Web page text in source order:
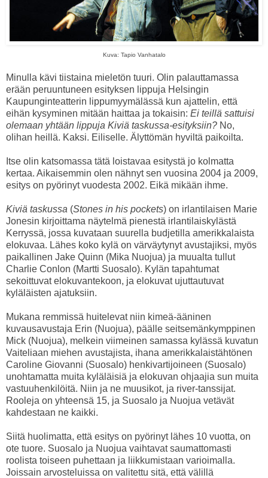
Kuva: Tapio Vanhatalo
Minulla kävi tiistaina mieletön tuuri. Olin palauttamassa
erään peruuntuneen esityksen lippuja Helsingin
Kaupunginteatterin lippumyymälässä kun ajattelin, että
eihän kysyminen mitään haittaa ja tokaisin: Ei teillä sattuisi
olemaan yhtään lippuja Kiviä taskussa-esityksiin? No,
olihan heillä. Kaksi. Eiliselle. Älyttömän hyviltä paikoilta.
Itse olin katsomassa tätä loistavaa esitystä jo kolmatta
kertaa. Aikaisemmin olen nähnyt sen vuosina 2004 ja 2009,
esitys on pyörinyt vuodesta 2002. Eikä mikään ihme.
Kiviä taskussa (Stones in his pockets) on irlantilaisen Marie
Jonesin kirjoittama näytelmä pienestä irlantilaiskylästä
Kerryssä, jossa kuvataan suurella budjetilla amerikkalaista
elokuvaa. Lähes koko kylä on värväytynyt avustajiksi, myös
paikallinen Jake Quinn (Mika Nuojua) ja muualta tullut
Charlie Conlon (Martti Suosalo). Kylän tapahtumat
sekoittuvat elokuvantekoon, ja elokuvat ujuttautuvat
kyläläisten ajatuksiin.
Mukana remmissä huitelevat niin kimeä-ääninen
kuvausavustaja Erin (Nuojua), päälle seitsemänkymppinen
Mick (Nuojua), melkein viimeinen samassa kylässä kuvatun
Vaiteliaan miehen avustajista, ihana amerikkalaistähtönen
Caroline Giovanni (Suosalo) henkivartijoineen (Suosalo)
unohtamatta muita kyläläisiä ja elokuvan ohjaajia sun muita
vastuuhenkilöitä. Niin ja ne muusikot, ja river-tanssijat.
Rooleja on yhteensä 15, ja Suosalo ja Nuojua vetävät
kahdestaan ne kaikki.
Siitä huolimatta, että esitys on pyörinyt lähes 10 vuotta, on
ote tuore. Suosalo ja Nuojua vaihtavat saumattomasti
roolista toiseen puhettaan ja liikkumistaan varioimalla.
Joissain arvosteluissa on valitettu sitä, että välillä